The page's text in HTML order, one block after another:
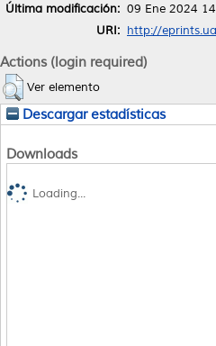
Última modificación: 09 Ene 2024
URI: http://
Actions (login required)
Ver elemento
Descargar estadísticas
Downloads
Loading...